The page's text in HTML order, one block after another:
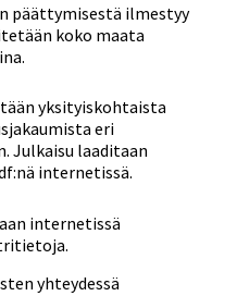
päättymisestä ilmestyy
koko maata
yksityiskohtaista
eri
Julkaisu laaditaan
internetissä.
internetissä
yhteydessä